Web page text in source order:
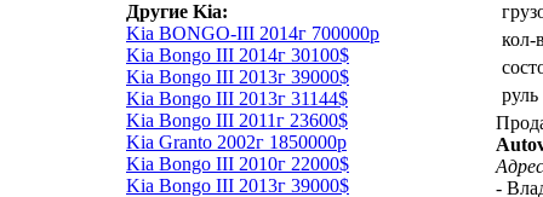
Другие Kia:
Kia BONGO-III 2014г 700000р
Kia Bongo III 2014г 30100$
Kia Bongo III 2013г 39000$
Kia Bongo III 2013г 31144$
Kia Bongo III 2011г 23600$
Kia Granto 2002г 1850000р
Kia Bongo III 2010г 22000$
Kia Bongo III 2013г 39000$
кол-
руль
-